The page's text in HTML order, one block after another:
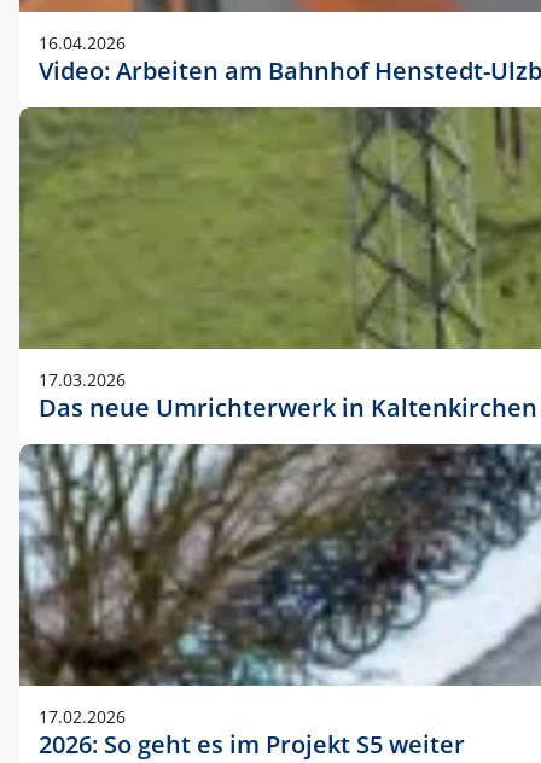
16.04.2026
Video: Arbeiten am Bahnhof Henstedt-
17.03.2026
Das neue Umrichterwerk in Kaltenkirchen
17.02.2026
2026: So geht es im Projekt S5 weiter